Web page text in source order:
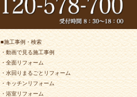
■施工事例・検索
・動画で見る施工事例
・全面リフォーム
・水回りまるごとリフォーム
・キッチンリフォーム
・浴室リフォーム